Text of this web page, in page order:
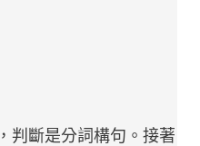
判斷是分詞構句。接著